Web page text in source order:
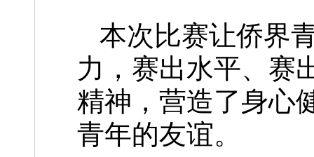
本次比赛让侨界
力，赛出水平、赛
精神，营造了身心
青年的友谊。